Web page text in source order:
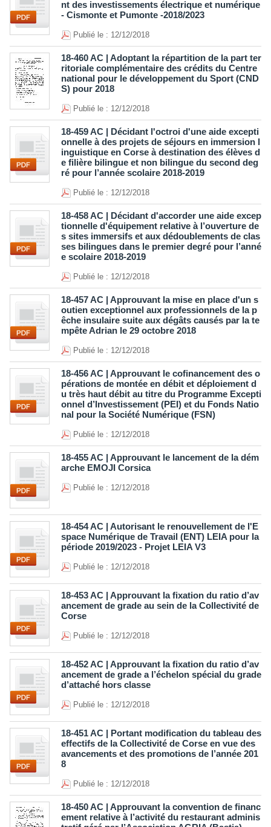
nt des investissements électrique et numérique
- Cismonte et Pumonte -2018/2023
Publié le : 12/12/2018
18-460 AC | Adoptant la répartition de la part ter
ritoriale complémentaire des crédits du Centre
national pour le développement du Sport (CND
S) pour 2018
Publié le : 12/12/2018
18-459 AC | Décidant l'octroi d'une aide excepti
onnelle à des projets de séjours en immersion l
inguistique en Corse à destination des élèves d
e filière bilingue et non bilingue du second deg
ré pour l’année scolaire 2018-2019
Publié le : 12/12/2018
18-458 AC | Décidant d'accorder une aide excep
tionnelle d'équipement relative à l’ouverture de
s sites immersifs et aux dédoublements de clas
ses bilingues dans le premier degré pour l’anné
e scolaire 2018-2019
Publié le : 12/12/2018
18-457 AC | Approuvant la mise en place d'un s
outien exceptionnel aux professionnels de la p
êche insulaire suite aux dégâts causés par la te
mpête Adrian le 29 octobre 2018
Publié le : 12/12/2018
18-456 AC | Approuvant le cofinancement des o
pérations de montée en débit et déploiement d
u très haut débit au titre du Programme Excepti
onnel d’Investissement (PEI) et du Fonds Natio
nal pour la Société Numérique (FSN)
Publié le : 12/12/2018
18-455 AC | Approuvant le lancement de la dém
arche EMOJI Corsica
Publié le : 12/12/2018
18-454 AC | Autorisant le renouvellement de l'E
space Numérique de Travail (ENT) LEIA pour la
période 2019/2023 - Projet LEIA V3
Publié le : 12/12/2018
18-453 AC | Approuvant la fixation du ratio d’av
ancement de grade au sein de la Collectivité de
Corse
Publié le : 12/12/2018
18-452 AC | Approuvant la fixation du ratio d’av
ancement de grade a l’échelon spécial du grade
d’attaché hors classe
Publié le : 12/12/2018
18-451 AC | Portant modification du tableau des
effectifs de la Collectivité de Corse en vue des
avancements et des promotions de l’année 201
8
Publié le : 12/12/2018
18-450 AC | Approuvant la convention de financ
ement relative à l’activité du restaurant adminis